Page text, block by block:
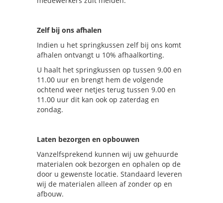
Zelf bij ons afhalen
Indien u het springkussen zelf bij ons komt
afhalen ontvangt u 10% afhaalkorting.
U haalt het springkussen op tussen 9.00 en
11.00 uur en brengt hem de volgende
ochtend weer netjes terug tussen 9.00 en
11.00 uur dit kan ook op zaterdag en
zondag.
Laten bezorgen en opbouwen
Vanzelfsprekend kunnen wij uw gehuurde
materialen ook bezorgen en ophalen op de
door u gewenste locatie. Standaard leveren
wij de materialen alleen af zonder op en
afbouw.